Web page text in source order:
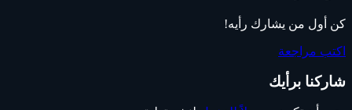
كن أول من يشارك رأيه!
اكتب مراجعة
شاركنا برأيك